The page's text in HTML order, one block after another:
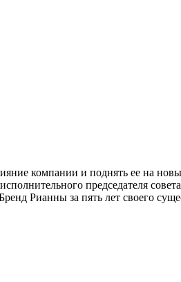
компании и поднять ее на
председателя
Рианны за пять лет своего